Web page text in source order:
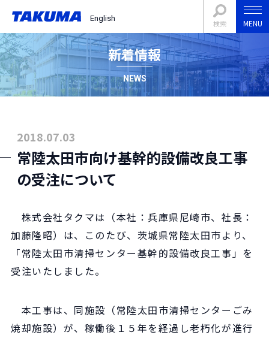
English
検索 MENU
新着情報
NEWS
2018.07.03
常陸太田市向け基幹的設備改良工事
の受注について
株式会社タクマは（本社：兵庫県尼崎市、社長：
加藤隆昭）は、このたび、茨城県常陸太田市より、
「常陸太田市清掃センター基幹的設備改良工事」を
受注いたしました。
本工事は、同施設（常陸太田市清掃センターごみ
焼却施設）が、稼働後１５年を経過し老朽化が進行